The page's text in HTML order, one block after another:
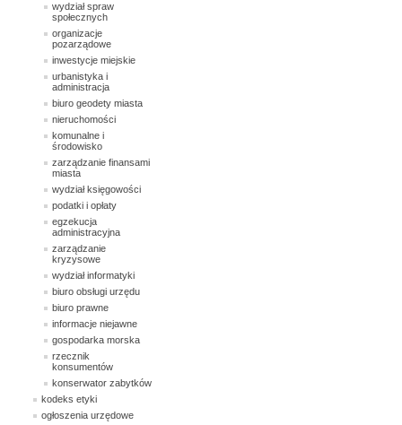
wydział spraw
społecznych
organizacje
pozarządowe
inwestycje miejskie
urbanistyka i
administracja
biuro geodety miasta
nieruchomości
komunalne i
środowisko
zarządzanie finansami
miasta
wydział księgowości
podatki i opłaty
egzekucja
administracyjna
zarządzanie
kryzysowe
wydział informatyki
biuro obsługi urzędu
biuro prawne
informacje niejawne
gospodarka morska
rzecznik
konsumentów
konserwator zabytków
kodeks etyki
ogłoszenia urzędowe